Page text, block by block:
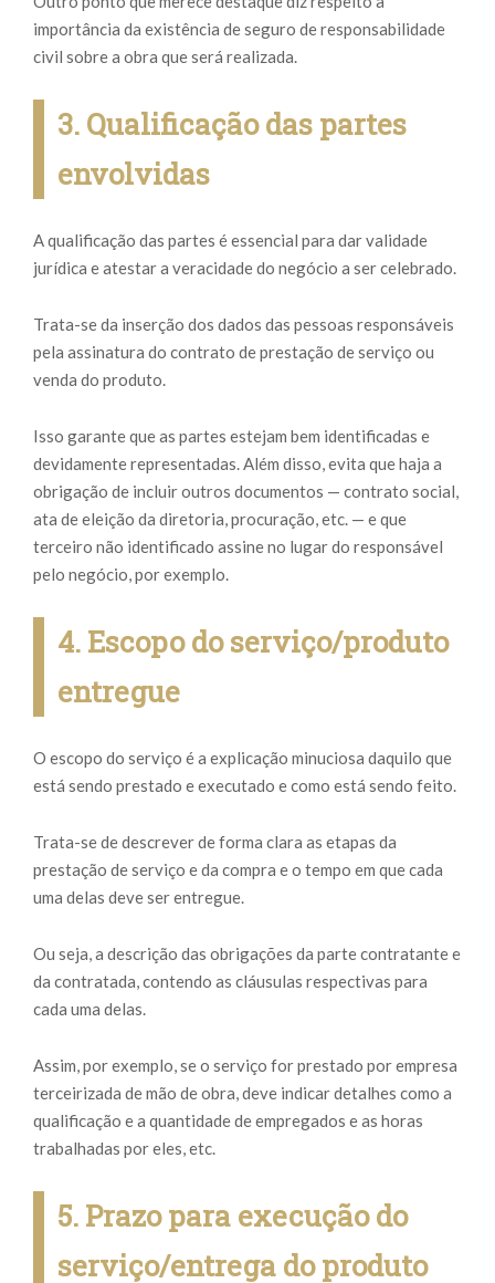
importância da existência de seguro de responsabilidade
civil sobre a obra que será realizada.
3. Qualificação das partes
envolvidas
A qualificação das partes é essencial para dar validade
jurídica e atestar a veracidade do negócio a ser celebrado.
Trata-se da inserção dos dados das pessoas responsáveis
pela assinatura do contrato de prestação de serviço ou
venda do produto.
Isso garante que as partes estejam bem identificadas e
devidamente representadas. Além disso, evita que haja a
obrigação de incluir outros documentos — contrato social,
ata de eleição da diretoria, procuração, etc. — e que
terceiro não identificado assine no lugar do responsável
pelo negócio, por exemplo.
4. Escopo do serviço/produto
entregue
O escopo do serviço é a explicação minuciosa daquilo que
está sendo prestado e executado e como está sendo feito.
Trata-se de descrever de forma clara as etapas da
prestação de serviço e da compra e o tempo em que cada
uma delas deve ser entregue.
Ou seja, a descrição das obrigações da parte contratante e
da contratada, contendo as cláusulas respectivas para
cada uma delas.
Assim, por exemplo, se o serviço for prestado por empresa
terceirizada de mão de obra, deve indicar detalhes como a
qualificação e a quantidade de empregados e as horas
trabalhadas por eles, etc.
5. Prazo para execução do
serviço/entrega do produto